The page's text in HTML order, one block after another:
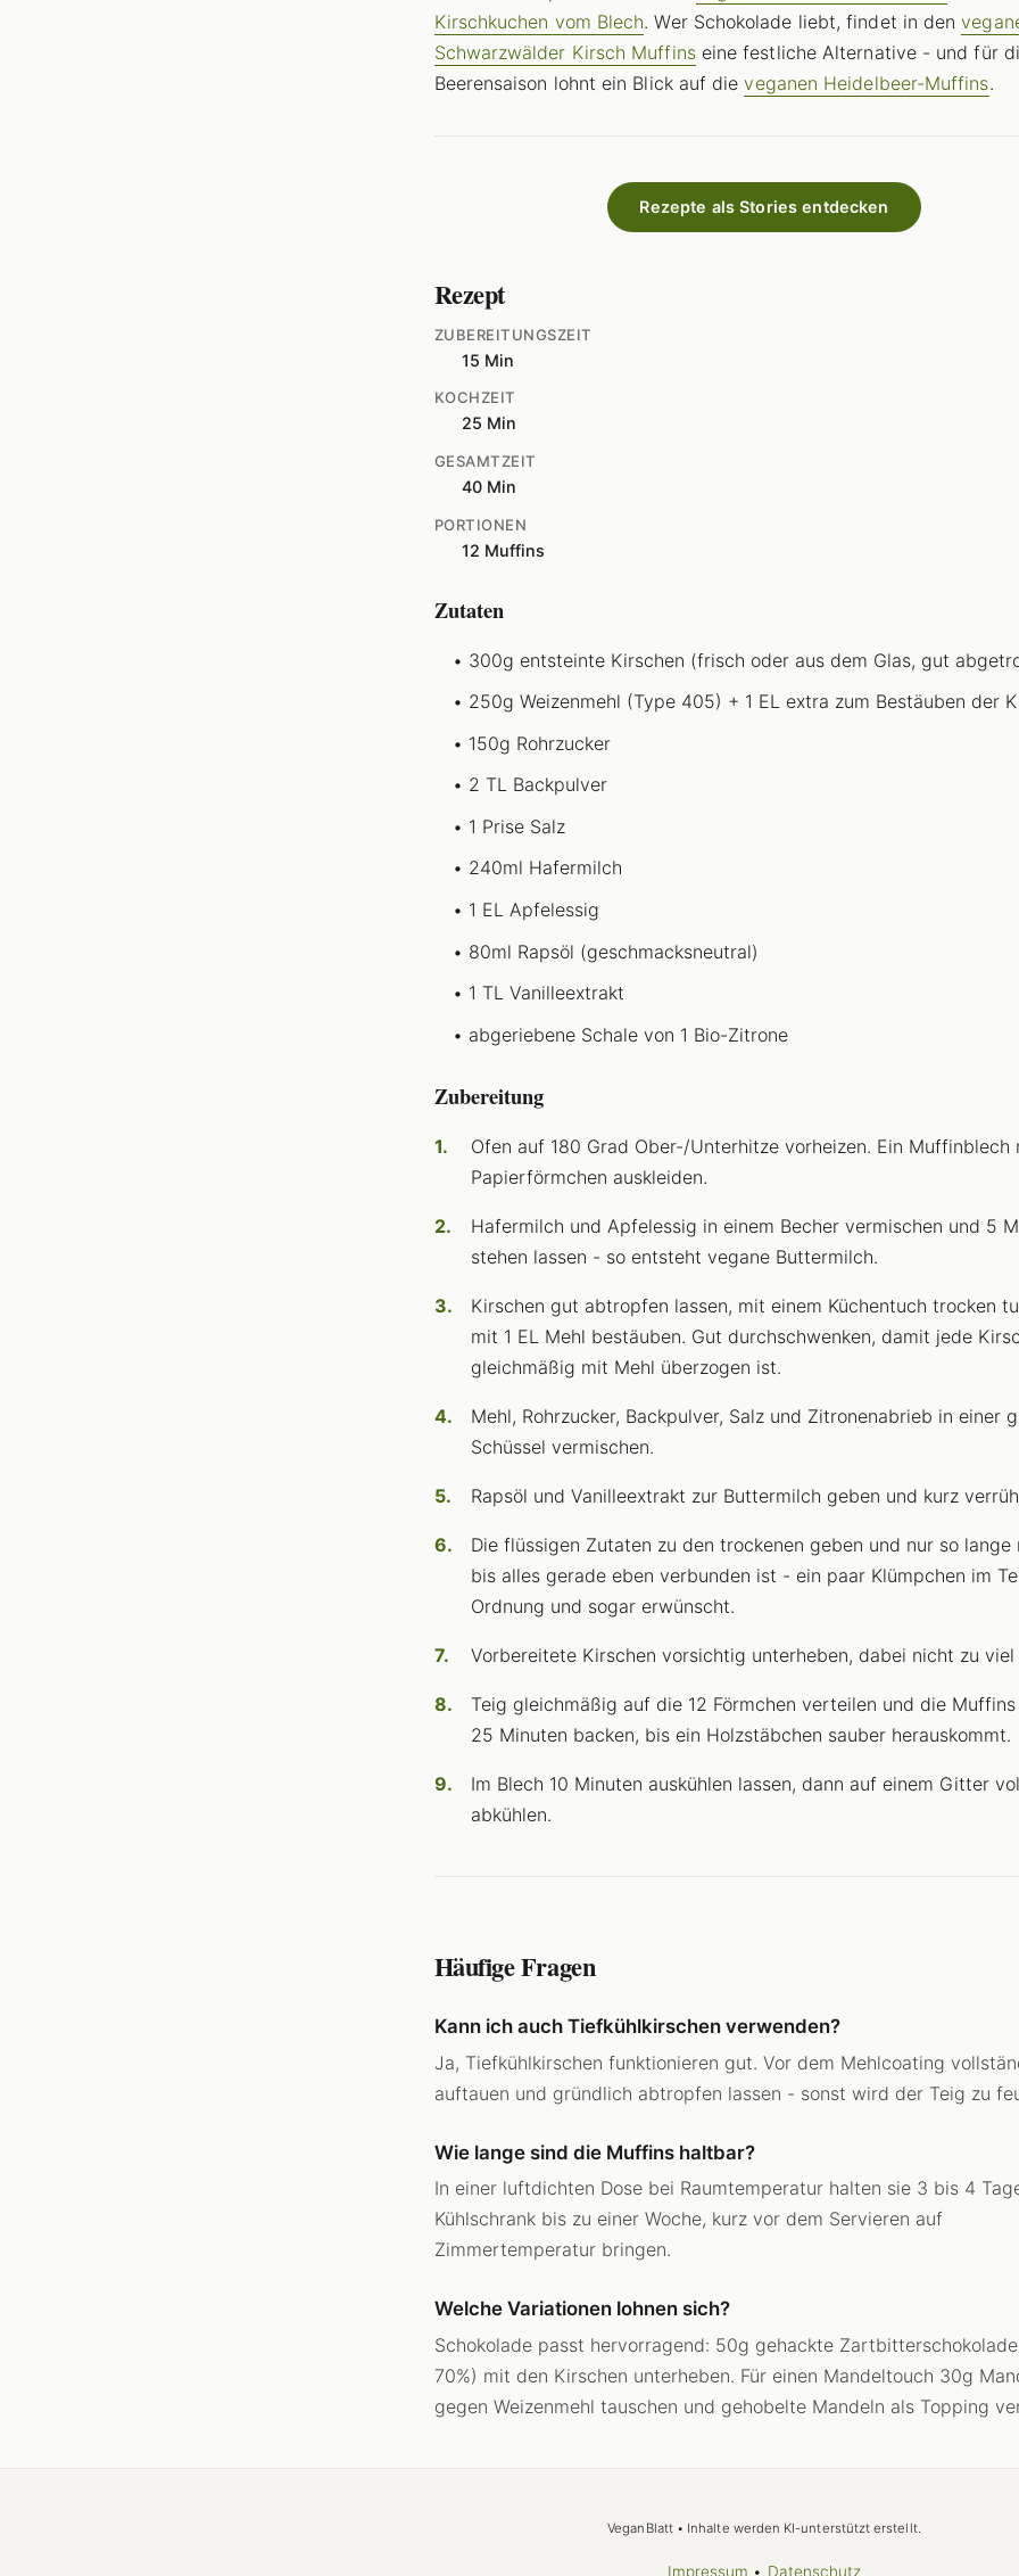
Kirschkuchen vom Blech. Wer Schokolade liebt, findet in den
Schwarzwälder Kirsch Muffinseine festliche Alternative - und für
Beerensaison lohnt ein Blick auf dieveganen Heidelbeer-Muffins.
Rezepte als Stories entdecken
Rezept
ZUBEREITUNGSZEIT
15 Min
KOCHZEIT
25 Min
GESAMTZEIT
40 Min
PORTIONEN
12 Muffins
Zutaten
300g entsteinte Kirschen (frisch oder aus dem Glas, gut
250g Weizenmehl (Type 405) + 1 EL extra zum Bestäuben der
150g Rohrzucker
2 TL Backpulver
1 Prise Salz
240ml Hafermilch
1 EL Apfelessig
80ml Rapsöl (geschmacksneutral)
1 TL Vanilleextrakt
abgeriebene Schale von 1 Bio-Zitrone
Zubereitung
Ofen auf 180 Grad Ober-/Unterhitze vorheizen. Ein Muffinblech
Papierförmchen auskleiden.
Hafermilch und Apfelessig in einem Becher vermischen und 5
stehen lassen - so entsteht vegane Buttermilch.
Kirschen gut abtropfen lassen, mit einem Küchentuch trocken
mit 1 EL Mehl bestäuben. Gut durchschwenken, damit jede
gleichmäßig mit Mehl überzogen ist.
Mehl, Rohrzucker, Backpulver, Salz und Zitronenabrieb in einer
Schüssel vermischen.
Rapsöl und Vanilleextrakt zur Buttermilch geben und kurz
Die flüssigen Zutaten zu den trockenen geben und nur so lange
bis alles gerade eben verbunden ist - ein paar Klümpchen im
Ordnung und sogar erwünscht.
Vorbereitete Kirschen vorsichtig unterheben, dabei nicht zu viel
Teig gleichmäßig auf die 12 Förmchen verteilen und die
25 Minuten backen, bis ein Holzstäbchen sauber herauskommt.
Im Blech 10 Minuten auskühlen lassen, dann auf einem Gitter
abkühlen.
Häufige Fragen
Kann ich auch Tiefkühlkirschen verwenden?
Ja, Tiefkühlkirschen funktionieren gut. Vor dem Mehlcoating
auftauen und gründlich abtropfen lassen - sonst wird der Teig zu
Wie lange sind die Muffins haltbar?
In einer luftdichten Dose bei Raumtemperatur halten sie 3 bis 4
Kühlschrank bis zu einer Woche, kurz vor dem Servieren auf
Zimmertemperatur bringen.
Welche Variationen lohnen sich?
Schokolade passt hervorragend: 50g gehackte
70%) mit den Kirschen unterheben. Für einen Mandeltouch 30g
gegen Weizenmehl tauschen und gehobelte Mandeln als Topping
VeganBlatt • Inhalte werden KI-unterstützt erstellt.
Impressum • Datenschutz